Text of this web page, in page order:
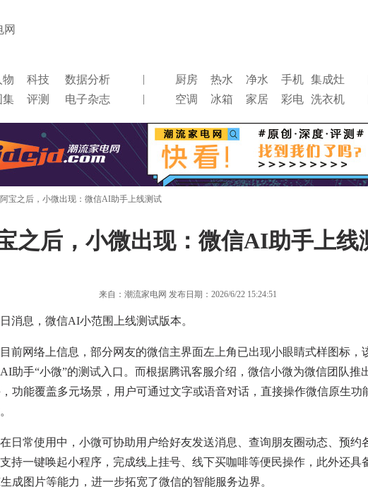
物 科技 数据分析 | 厨房 热水 净水 手机 集成灶
集 评测 电子杂志 | 空调 冰箱 家居 彩电 洗衣机
宝之后，小微出现：微信AI助手上线测试
之后，小微出现：微信AI助手上线
来自：潮流家电网 发布日期：2026/6/22 15:24:51
消息，微信AI小范围上线测试版本。
网络上信息，部分网友的微信主界面左上角已出现小眼睛式样图标，
助手“小微”的测试入口。而根据腾讯客服介绍，微信小微为微信团队推
功能覆盖多元场景，用户可通过文字或语音对话，直接操作微信原生功
常使用中，小微可协助用户给好友发送消息、查询朋友圈动态、预约
持一键唤起小程序，完成线上挂号、线下买咖啡等便民操作，此外还具
成图片等能力，进一步拓宽了微信的智能服务边界。